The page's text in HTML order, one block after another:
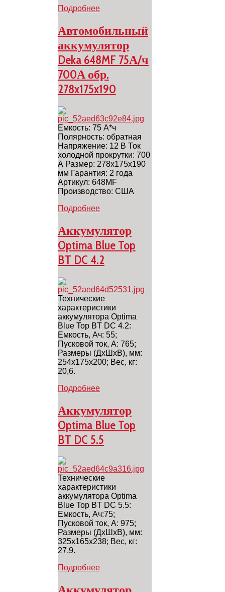
Подробнее
Автомобильный
аккумулятор
Deka 648MF 75А/ч
700А обр.
278x175x190
Емкость: 75 А*ч
Полярность: обратная
Напряжение: 12 В Ток
холодной прокрутки: 700
А Размер: 278x175x190
мм Гарантия: 2 года
Артикул: 648MF
Производство: США
Подробнее
Аккумулятор
Optima Blue Top
BT DC 4.2
Технические
характеристики
аккумулятора Optima
Blue Top BT DC 4.2:
Емкость, Ач: 55;
Пусковой ток, A: 765;
Размеры (ДхШхВ), мм:
254х175х200; Вес, кг:
20,6.
Подробнее
Аккумулятор
Optima Blue Top
BT DC 5.5
Технические
характеристики
аккумулятора Optima
Blue Top BT DC 5.5:
Емкость, Ач:75;
Пусковой ток, A: 975;
Размеры (ДхШхВ), мм:
325х165х238; Вес, кг:
27,9.
Подробнее